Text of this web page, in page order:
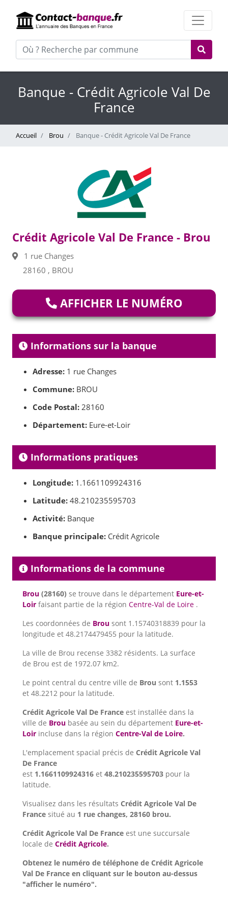
Banque - Crédit Agricole Val De
France
Accueil Brou Banque - Crédit Agricole Val De France
Crédit Agricole Val De France - Brou
1 rue Changes
28160 , BROU
AFFICHER LE NUMÉRO
Informations sur la banque
Adresse: 1 rue Changes
Commune: BROU
Code Postal: 28160
Département: Eure-et-Loir
Informations pratiques
Longitude: 1.1661109924316
Latitude: 48.210235595703
Activité: Banque
Banque principale: Crédit Agricole
Informations de la commune
Brou (28160) se trouve dans le département Eure-et-
Loir faisant partie de la région Centre-Val de Loire .
Les coordonnées de Brou sont 1.15740318839 pour la
longitude et 48.2174479455 pour la latitude.
La ville de Brou recense 3382 résidents. La surface
de Brou est de 1972.07 km2.
Le point central du centre ville de Brou sont 1.1553
et 48.2212 pour la latitude.
Crédit Agricole Val De France est installée dans la
ville de Brou basée au sein du département Eure-et-
Loir incluse dans la région Centre-Val de Loire.
L'emplacement spacial précis de Crédit Agricole Val
De France
est 1.1661109924316 et 48.210235595703 pour la
latitude.
Visualisez dans les résultats Crédit Agricole Val De
France situé au 1 rue changes, 28160 brou.
Crédit Agricole Val De France est une succursale
locale de Crédit Agricole.
Obtenez le numéro de téléphone de Crédit Agricole
Val De France en cliquant sur le bouton au-dessus
"afficher le numéro".